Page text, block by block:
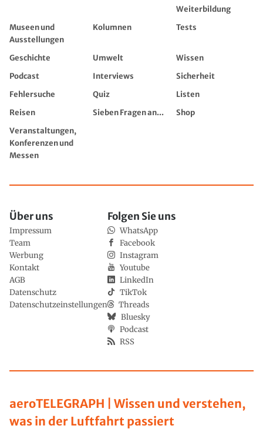
Weiterbildung
Museen und
Ausstellungen
Kolumnen Tests
Geschichte Umwelt
Wissen
Podcast
Interviews
Sicherheit
Fehlersuche
Quiz
Listen
Reisen
Sieben Fragen an...
Shop
Veranstaltungen,
Konferenzen und
Messen
aeroTELEGRAPH | Wissen und verstehen,
was in der Luftfahrt passiert
Über uns
Impressum
Team
Werbung
Kontakt
AGB
Datenschutz
Datenschutzeinstellungen
Folgen Sie uns
WhatsApp
Facebook
Instagram
Youtube
LinkedIn
TikTok
Threads
Bluesky
Podcast
RSS